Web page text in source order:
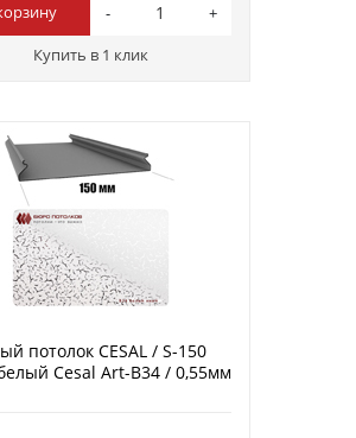
Купить в 1 клик
потолок CESAL / S-150
Cesal Art-B34 / 0,55мм